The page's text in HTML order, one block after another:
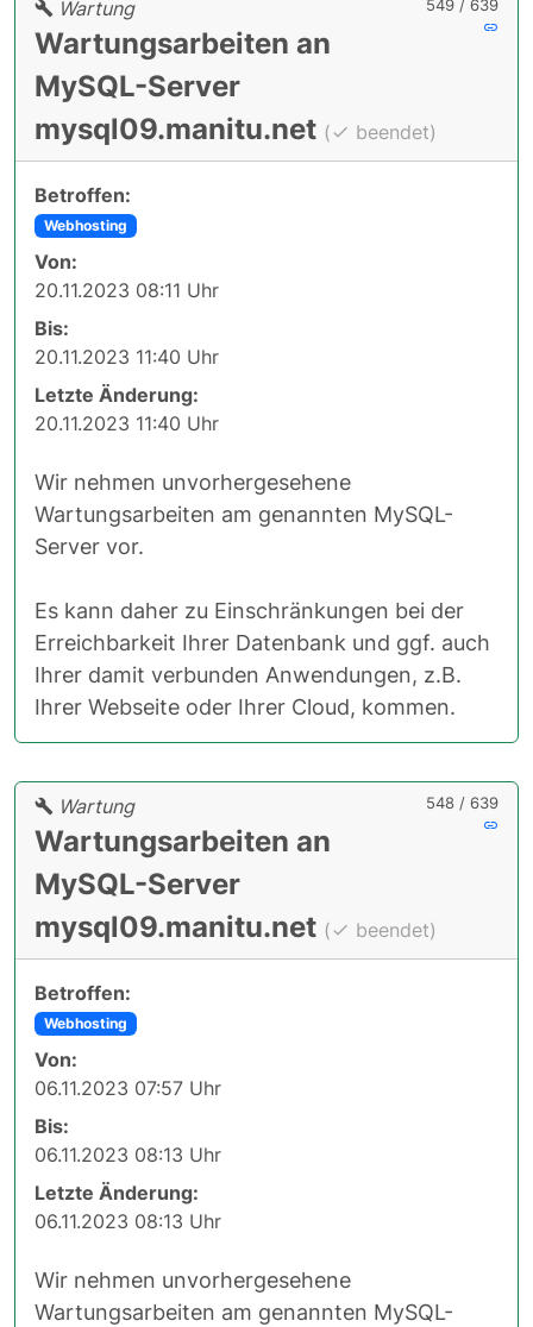
549 / 639
Wartung
Wartungsarbeiten an
MySQL-Server
mysql09.manitu.net ( beendet)
Betroffen:
Webhosting
Von:
20.11.2023 08:11 Uhr
Bis:
20.11.2023 11:40 Uhr
Letzte Änderung:
20.11.2023 11:40 Uhr
Wir nehmen unvorhergesehene
Wartungsarbeiten am genannten MySQL-
Server vor.
Es kann daher zu Einschränkungen bei der
Erreichbarkeit Ihrer Datenbank und ggf. auch
Ihrer damit verbunden Anwendungen, z.B.
Ihrer Webseite oder Ihrer Cloud, kommen.
548 / 639
Wartung
Wartungsarbeiten an
MySQL-Server
mysql09.manitu.net ( beendet)
Betroffen:
Webhosting
Von:
06.11.2023 07:57 Uhr
Bis:
06.11.2023 08:13 Uhr
Letzte Änderung:
06.11.2023 08:13 Uhr
Wir nehmen unvorhergesehene
Wartungsarbeiten am genannten MySQL-